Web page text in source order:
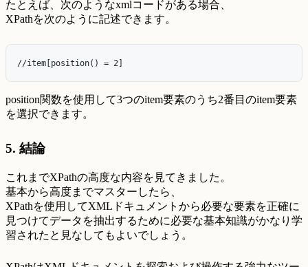
たとえば、次のようなxmlコードがある場合、
XPathを次のように記述できます。
position関数を使用して3つのitem要素のうち2番目のitem要素
を選択できます。
5. 結論
これまでXPathの高度な内容を見てきました。
基本から高度までマスターしたら、
XPathを使用してXMLドキュメントから必要な要素を正確に
見つけてデータを抽出するために必要な基本知識がかなり学
習されたと見なしてもよいでしょう。